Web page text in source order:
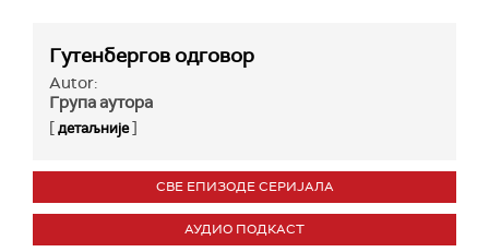
Гутенбергов одговор
Autor:
Група аутора
[детаљније]
СВЕ ЕПИЗОДЕ СЕРИЈАЛА
АУДИО ПОДКАСТ